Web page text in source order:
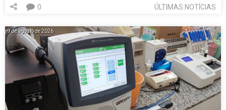
ÚLTIMAS NOTÍCIAS
0
9 de agosto de 2026